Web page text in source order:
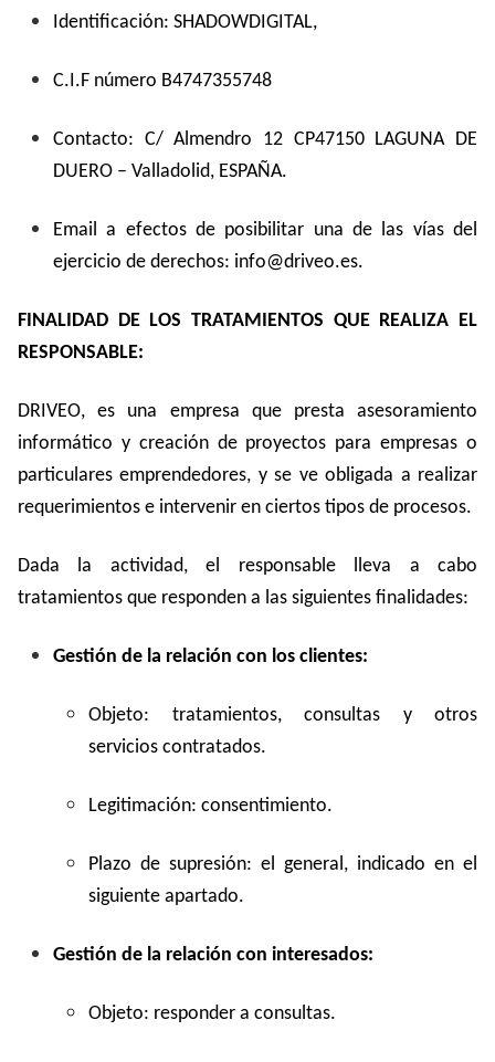
Identificación: SHADOWDIGITAL,
C.I.F número B4747355748
Contacto: C/ Almendro 12 CP47150 LAGUNA DE
DUERO – Valladolid, ESPAÑA.
Email a efectos de posibilitar una de las vías del
ejercicio de derechos: info@driveo.es.
FINALIDAD DE LOS TRATAMIENTOS QUE REALIZA EL
RESPONSABLE:
DRIVEO, es una empresa que presta asesoramiento
informático y creación de proyectos para empresas o
particulares emprendedores, y se ve obligada a realizar
requerimientos e intervenir en ciertos tipos de procesos.
Dada la actividad, el responsable lleva a cabo
tratamientos que responden a las siguientes finalidades:
Gestión de la relación con los clientes:
Objeto: tratamientos, consultas y otros
servicios contratados.
Legitimación: consentimiento.
Plazo de supresión: el general, indicado en el
siguiente apartado.
Gestión de la relación con interesados:
Objeto: responder a consultas.